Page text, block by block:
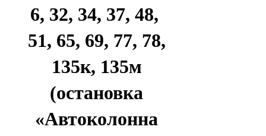
6, 32, 34, 37, 48,
51, 65, 69, 77, 78,
135к, 135м
(остановка
«Автоколонна